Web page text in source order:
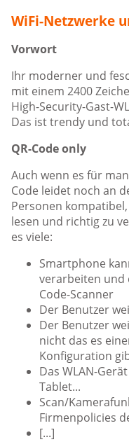
WiFi-Netzwerke
Vorwort
Ihr moderner und
mit einem 2400
High-Security-Gast-
Das ist trendy und
QR-Code only
Auch wenn es für
Code leidet noch an
Personen
lesen und richtig zu
es viele:
Smartphone
verarbeiten und
Code-Scanner
Der Benutzer
Der Benutzer
nicht das es
Konfiguration
Das WLAN-
Tablet...
Scan/
Firmenpolicies
[...]